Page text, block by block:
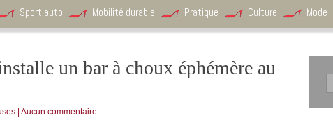
Sport auto Mobilité durable Pratique Culture Mode
un bar à choux éphémère au
Aucun commentaire